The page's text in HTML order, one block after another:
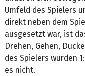
Umfeld des Spielers
direkt neben dem
ausgesetzt war, ist
Drehen, Gehen,
des Spielers wurden
es nicht.